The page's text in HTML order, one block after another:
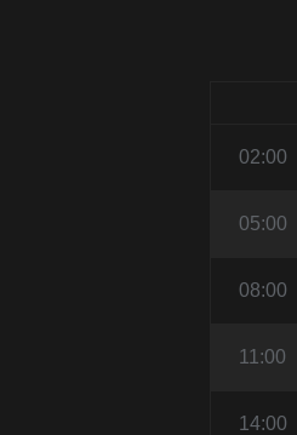
02:00
05:00
08:00
11:00
14:00